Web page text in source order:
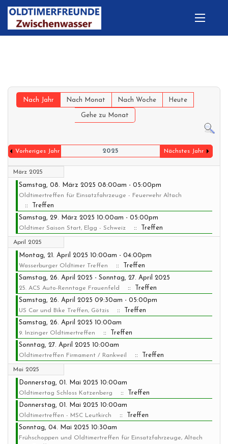
Nach Jahr Nach Monat Nach Woche Heute
Gehe zu Monat
Vorheriges Jahr 2025 Nächstes Jahr
März 2025
Samstag, 08. März 2025 08:00am - 05:00pm
Oldtimertreffen für Einsatzfahrzeuge - Feuerwehr Altach
:: Treffen
Samstag, 29. März 2025 10:00am - 05:00pm
Oldtimer Saison Start, Elgg - Schweiz :: Treffen
April 2025
Montag, 21. April 2025 10:00am - 04:00pm
Wasserburger Oldtimer Treffen
:: Treffen
Samstag, 26. April 2025 - Sonntag, 27. April 2025
25. ACS Auto-Renntage Frauenfeld
:: Treffen
Samstag, 26. April 2025 09:30am - 05:00pm
US Car und Bike Treffen, Götzis
:: Treffen
Samstag, 26. April 2025 10:00am
9. Inzinger Oldtimertreffen
:: Treffen
Sonntag, 27. April 2025 10:00am
Oldtimertreffen Firmament / Rankweil :: Treffen
Mai 2025
Donnerstag, 01. Mai 2025 10:00am
Oldtimertag Schloss Katzenberg
:: Treffen
Donnerstag, 01. Mai 2025 10:00am
Oldtimertreffen - MSC Leutkirch
:: Treffen
Sonntag, 04. Mai 2025 10:30am
Frühschoppen und Oldtimertreffen für Einsatzfahrzeuge, Altach